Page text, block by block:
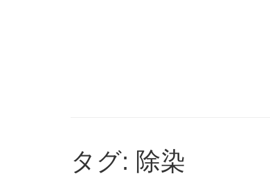
タグ: 除染